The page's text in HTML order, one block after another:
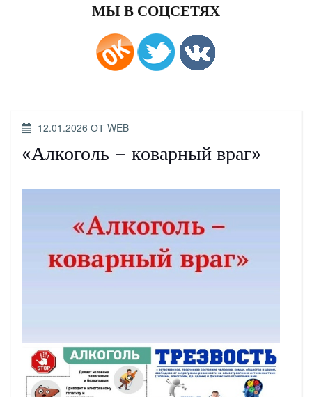
МЫ В СОЦСЕТЯХ
ОПУБЛИКОВАНО
12.01.2026 ОТ WEB
«Алкоголь – коварный враг»